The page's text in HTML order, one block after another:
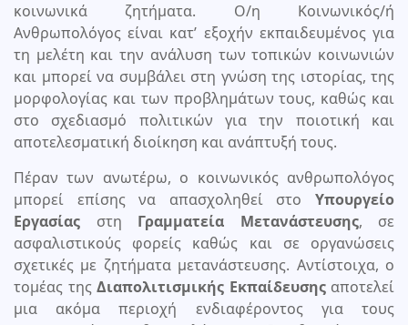
κοινωνικά ζητήματα. Ο/η Κοινωνικός/ή
Ανθρωπολόγος είναι κατ’ εξοχήν εκπαιδευμένος για
τη μελέτη και την ανάλυση των τοπικών κοινωνιών
και μπορεί να συμβάλει στη γνώση της ιστορίας, της
μορφολογίας και των προβλημάτων τους, καθώς και
στο σχεδιασμό πολιτικών για την ποιοτική και
αποτελεσματική διοίκηση και ανάπτυξή τους.
Πέραν των ανωτέρω, ο κοινωνικός ανθρωπολόγος
μπορεί επίσης να απασχοληθεί στο Υπουργείο
Εργασίας στη Γραμματεία Μετανάστευσης, σε
ασφαλιστικούς φορείς καθώς και σε οργανώσεις
σχετικές με ζητήματα μετανάστευσης. Αντίστοιχα, ο
τομέας της Διαπολιτισμικής Εκπαίδευσηςαποτελεί
μια ακόμα περιοχή ενδιαφέροντος για τους